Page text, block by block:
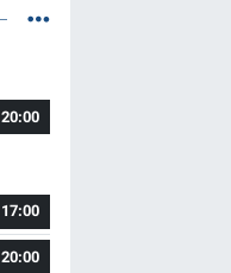
20:00
17:00
20:00